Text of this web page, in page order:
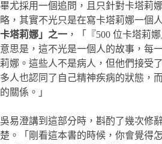
畢尤採用一個追問，且只針對卡塔莉
略，其實不光只是在寫卡塔莉娜一個
卡塔莉娜」之一 ，「『500 位卡塔莉
意思是，這不光是一個人的故事，每
莉娜。這些人不是病人，但他們接受
多人也認同了自己精神疾病的狀態，
的關係。」
吳易澄講到這部分時，斟酌了幾次修
楚。「剛看這本書的時候，你會覺得